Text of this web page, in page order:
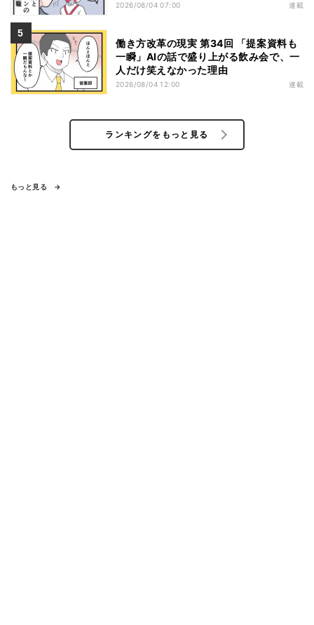
2026/08/04 07:00 連載
働き方改革の現実 第34回 「提案資料も
一瞬」AIの話で盛り上がる飲み会で、一
人だけ笑えなかった理由
2026/08/04 12:00 連載
ランキングをもっと見る
もっと見る